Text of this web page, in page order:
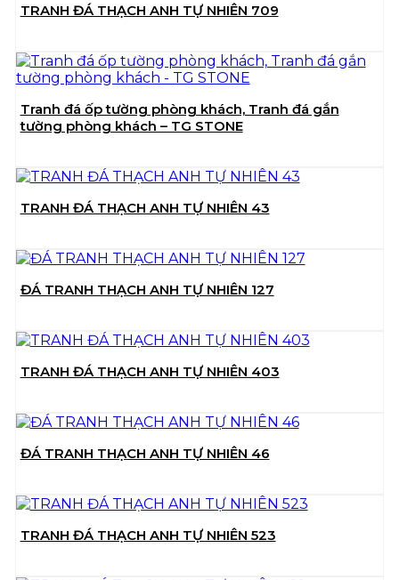
TRANH ĐÁ THẠCH ANH TỰ NHIÊN 709
Tranh đá ốp tường phòng khách, Tranh đá gắn
tường phòng khách – TG STONE
TRANH ĐÁ THẠCH ANH TỰ NHIÊN 43
ĐÁ TRANH THẠCH ANH TỰ NHIÊN 127
TRANH ĐÁ THẠCH ANH TỰ NHIÊN 403
ĐÁ TRANH THẠCH ANH TỰ NHIÊN 46
TRANH ĐÁ THẠCH ANH TỰ NHIÊN 523